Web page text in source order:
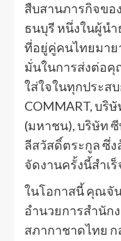
สืบสานภารกิจขอ
ธนบุรี หนึ่งในผู้น
ที่อยู่คู่คนไทยมาย
มั่นในการส่งต่อคุ
ใส่ใจในทุกประส
COMMART, บริ
(มหาชน), บริษัท
ลีสวัสดิ์ตระกูล ซึ่
จัดงานครั้งนี้สำเ
ในโอกาสนี้ คุณจั
อำนวยการสำนัก
สภากาชาดไทย